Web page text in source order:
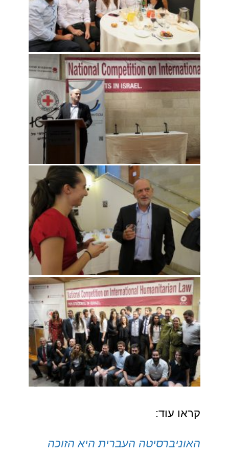
קראו עוד:
האוניברסיטה העברית היא הזוכה